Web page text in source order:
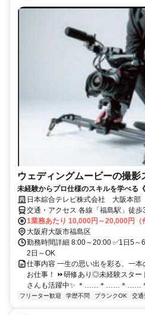
ウェディングムービーの撮影
未経験からプロ仕様のスキルを学べる
日本綜合テレビ株式会社 大阪本部
交通・アクセス 各線「福島駅」徒歩
5分
1業務あたり 10,000円～20,000円（
大阪府大阪市福島区
勤務時間詳細 8:00～20:00 ✅1日5～
2日～OK
仕事内容 一生の思い出を彩る、一
お仕事！ ⏩研修あり◎未経験スター
さんも活躍中✨ ＊……＊……＊……
フリーター歓迎 学歴不問 ブランクOK 交通